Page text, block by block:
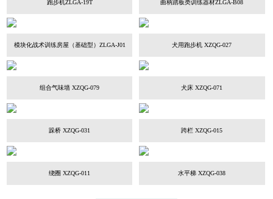
跑步机ZLGA-19T 曲柄踏板类训练器材ZLGA-B08
模块化战术训练房屋（基础型）ZLGA-J01 犬用跑步机 XZQG-027
组合气味墙 XZQG-079 犬床 XZQG-071
跺桥 XZQG-031 跨栏 XZQG-015
绕圈 XZQG-011 水平梯 XZQG-038